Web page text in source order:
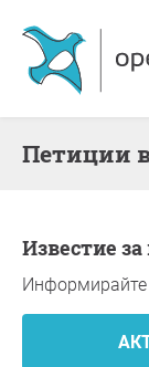
Петиции
Известие
Информирайте